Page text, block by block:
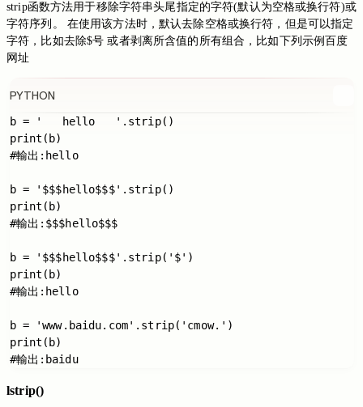
strip函数方法用于移除字符串头尾指定的字符(默认为空格或换行符)或
字符序列。 在使用该方法时，默认去除空格或换行符，但是可以指定
字符，比如去除$号 或者剥离所含值的所有组合，比如下列示例百度
网址
PYTHON
b = '   hello   '.strip()
print(b)
#輸出:hello
b = '$$$hello$$$'.strip()
print(b)
#輸出:$$$hello$$$
b = '$$$hello$$$'.strip('$')
print(b)
#輸出:hello
b = 'www.baidu.com'.strip('cmow.')
print(b)
#輸出:baidu
lstrip()